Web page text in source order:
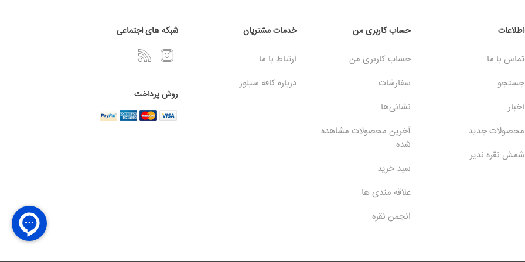
اطلاعات
تماس با ما
جستجو
اخبار
محصولات جدید
شمش نقره ندیر
حساب کاربری من
حساب کاربری من
سفارشات
نشانی‌ها
آخرین محصولات مشاهده
شده
سبد خرید
علاقه مندی ها
انجمن نقره
خدمات مشتریان
ارتباط با ما
درباره کافه سیلور
شبکه های اجتماعی
روش پرداخت